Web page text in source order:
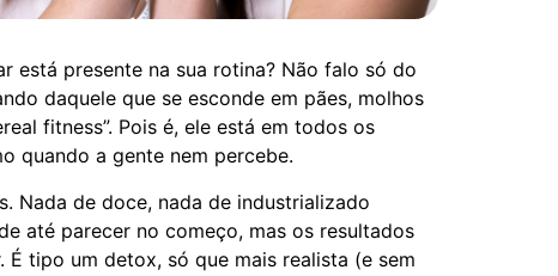
está presente na sua rotina? Não falo só do
daquele que se esconde em pães, molhos
fitness”. Pois é, ele está em todos os
quando a gente nem percebe.
Nada de doce, nada de industrializado
até parecer no começo, mas os resultados
tipo um detox, só que mais realista (e sem